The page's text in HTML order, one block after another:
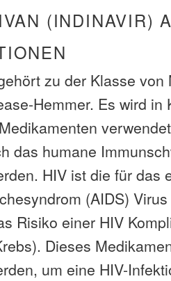
(INDINAVIR)
zu der Klasse von
Hemmer. Es wird in
das humane
HIV ist die für das
(AIDS)
Risiko einer HIV
Dieses
um eine HIV-